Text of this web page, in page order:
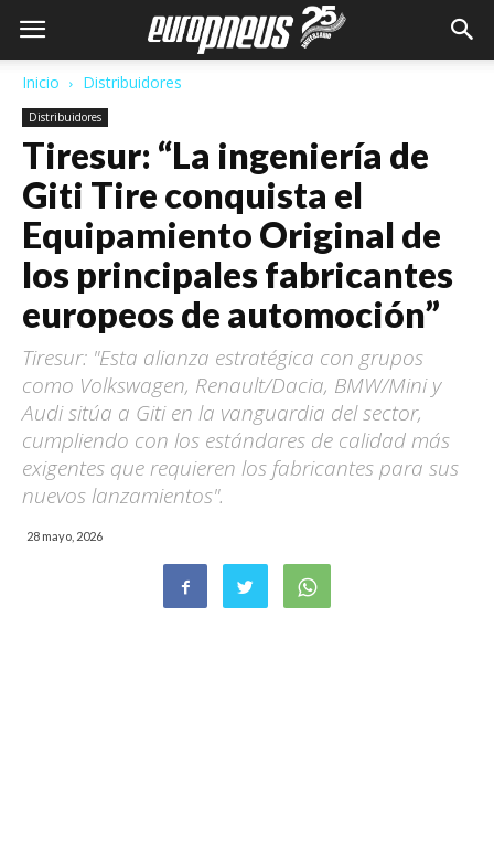
Inicio Distribuidores
Distribuidores
Tiresur: “La ingeniería de
Giti Tire conquista el
Equipamiento Original de
los principales fabricantes
europeos de automoción”
Tiresur: "Esta alianza estratégica con grupos
como Volkswagen, Renault/Dacia, BMW/Mini y
Audi sitúa a Giti en la vanguardia del sector,
cumpliendo con los estándares de calidad más
exigentes que requieren los fabricantes para sus
nuevos lanzamientos".
28 mayo, 2026